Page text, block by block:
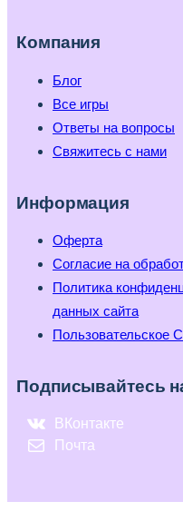
Компания
Блог
Все игры
Ответы на вопросы
Свяжитесь с нами
Информация
Оферта
Согласие на
Политика
данных сайта
Пользовательское
Подписывайтесь
ВКонтакте
Почта